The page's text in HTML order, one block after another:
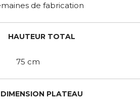
de fabrication
HAUTEUR TOTAL
75 cm
DIMENSION PLATEAU